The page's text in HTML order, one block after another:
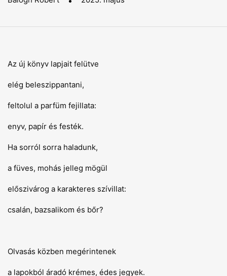
Az új könyv lapjait felütve
elég beleszippantani,
feltolul a parfüm fejillata:
enyv, papír és festék.
Ha sorról sorra haladunk,
a füves, mohás jelleg mögül
előszivárog a karakteres szívillat:
csalán, bazsalikom és bőr?
Olvasás közben megérintenek
a lapokból áradó krémes, édes jegyek.